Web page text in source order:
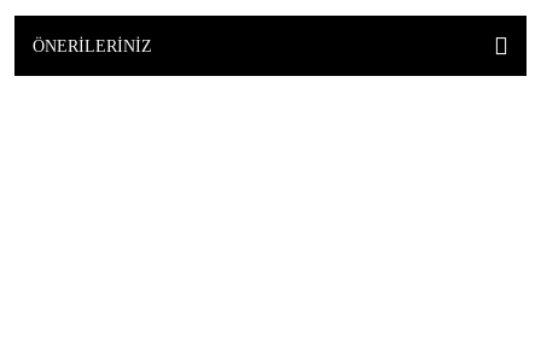
ÖNERILERINIZ